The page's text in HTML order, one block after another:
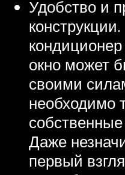
Удобство и
окно может
своими
необходимо
Даже
первый